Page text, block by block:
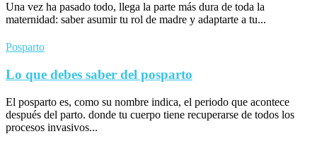
Una vez ha pasado todo, llega la parte más dura de toda la
maternidad: saber asumir tu rol de madre y adaptarte a tu...
Posparto
Lo que debes saber del posparto
El posparto es, como su nombre indica, el periodo que acontece
después del parto. donde tu cuerpo tiene recuperarse de todos los
procesos invasivos...